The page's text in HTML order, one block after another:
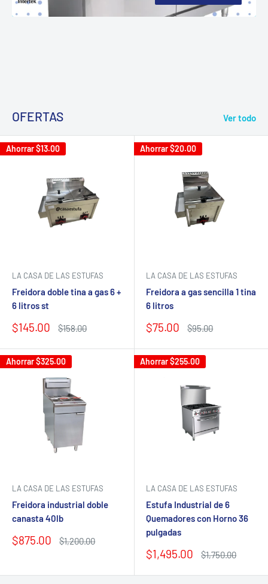
OFERTAS Ver todo
Ahorrar$13.00
LA CASA DE LAS ESTUFAS
Freidora doble tina a gas 6 +
6 litros st
Precio
venta
$145.00
Precio
$158.00
Ahorrar$20.00
LA CASA DE LAS ESTUFAS
Freidora a gas sencilla 1 tina
6 litros
Precio
venta
$75.00
Precio
$95.00
Ahorrar$325.00
LA CASA DE LAS ESTUFAS
Freidora industrial doble
canasta 40lb
Precio
$875.00
Precio
$1,200.00
Ahorrar$255.00
LA CASA DE LAS ESTUFAS
Estufa Industrial de 6
Quemadores con Horno 36
pulgadas
Precio
venta
$1,495.00
Precio
$1,750.00